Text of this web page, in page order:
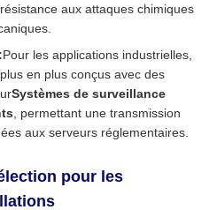
aux attaques chimiques
Pour les applications industrielles,
en plus conçus avec des
Systèmes de surveillance
, permettant une transmission
aux serveurs réglementaires.
pour les